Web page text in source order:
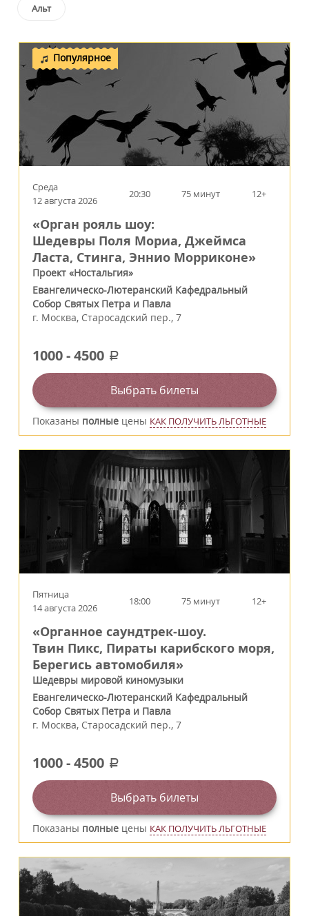
Альт
Популярное
Среда
12 августа 2026
20:30 75 минут 12+
«Орган рояль шоу:
Шедевры Поля Мориа, Джеймса
Ласта, Стинга, Эннио Морриконе»
Проект «Ностальгия»
Евангелическо-Лютеранский Кафедральный
Собор Святых Петра и Павла
г. Москва, Старосадский пер., 7
1000-4500 a
Выбрать билеты
Показаны полные цены КАК ПОЛУЧИТЬ ЛЬГОТНЫЕ
Пятница
14 августа 2026
18:00 75 минут 12+
«Органное саундтрек-шоу.
Твин Пикс, Пираты карибского моря,
Берегись автомобиля»
Шедевры мировой киномузыки
Евангелическо-Лютеранский Кафедральный
Собор Святых Петра и Павла
г. Москва, Старосадский пер., 7
1000-4500 a
Выбрать билеты
Показаны полные цены КАК ПОЛУЧИТЬ ЛЬГОТНЫЕ